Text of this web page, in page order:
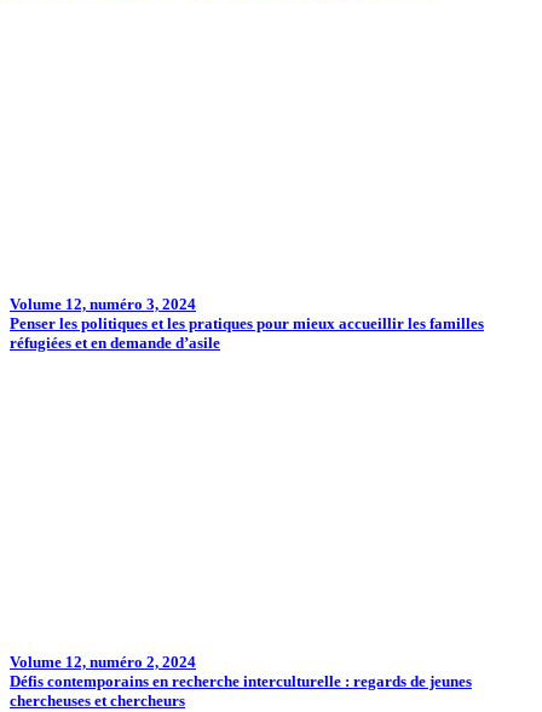
Volume 12, numéro 3, 2024
Penser les politiques et les pratiques pour mieux accueillir les familles
réfugiées et en demande d’asile
Volume 12, numéro 2, 2024
Défis contemporains en recherche interculturelle : regards de jeunes
chercheuses et chercheurs